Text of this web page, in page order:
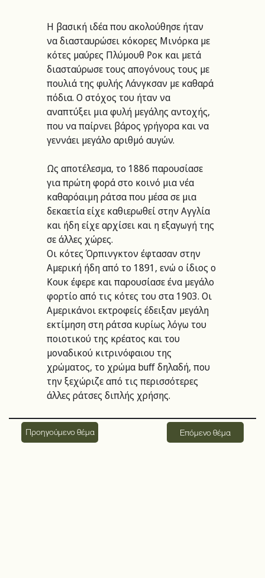
Η βασική ιδέα που ακολούθησε ήταν
να διασταυρώσει κόκορες Μινόρκα με
κότες μαύρες Πλύμουθ Ροκ και μετά
διασταύρωσε τους απογόνους τους με
πουλιά της φυλής Λάνγκσαν με καθαρά
πόδια. Ο στόχος του ήταν να
αναπτύξει μια φυλή μεγάλης αντοχής,
που να παίρνει βάρος γρήγορα και να
γεννάει μεγάλο αριθμό αυγών.
Ως αποτέλεσμα, το 1886 παρουσίασε
για πρώτη φορά στο κοινό μια νέα
καθαρόαιμη ράτσα που μέσα σε μια
δεκαετία είχε καθιερωθεί στην Αγγλία
και ήδη είχε αρχίσει και η εξαγωγή της
σε άλλες χώρες.
Οι κότες Όρπινγκτον έφτασαν στην
Αμερική ήδη από το 1891, ενώ ο ίδιος ο
Κουκ έφερε και παρουσίασε ένα μεγάλο
φορτίο από τις κότες του στα 1903. Οι
Αμερικάνοι εκτροφείς έδειξαν μεγάλη
εκτίμηση στη ράτσα κυρίως λόγω του
ποιοτικού της κρέατος και του
μοναδικού κιτρινόφαιου της
χρώματος, το χρώμα buff δηλαδή, που
την ξεχώριζε από τις περισσότερες
άλλες ράτσες διπλής χρήσης.
Προηγούμενο θέμα Επόμενο θέμα